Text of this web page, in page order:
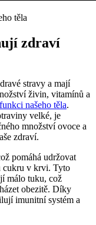
zdraví
stravy a mají
živin, vitamínů a
našeho těla.
velké, je
množství ovoce a
zdraví.
pomáhá udržovat
cukru v krvi. Tyto
málo tuku, což
obezitě. Díky
imunitní systém a